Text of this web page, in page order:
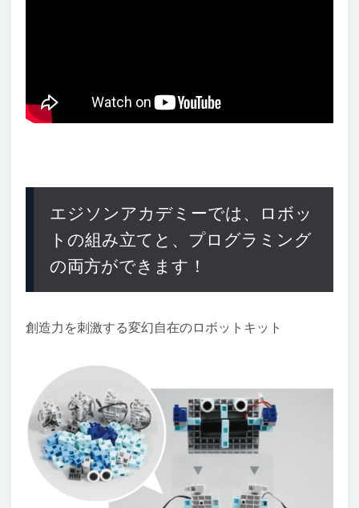
エジソンアカデミーでは、ロボッ
トの組み立てと、プログラミング
の両方ができます！
創造力を刺激する変幻自在のロボットキット